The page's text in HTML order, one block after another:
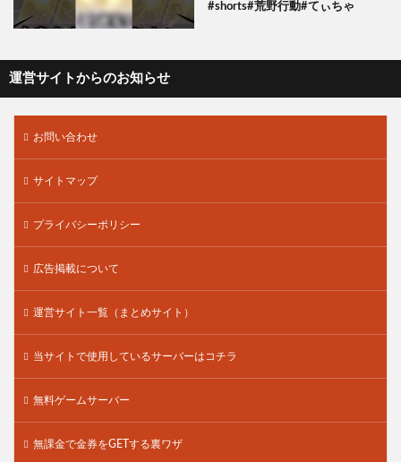
#shorts#荒野行動#てぃちゃ
運営サイトからのお知らせ
お問い合わせ
サイトマップ
プライバシーポリシー
広告掲載について
運営サイト一覧（まとめサイト）
当サイトで使用しているサーバーはコチラ
無料ゲームサーバー
無課金で金券をGETする裏ワザ